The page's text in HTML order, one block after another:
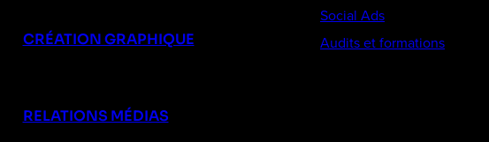
CRÉATION GRAPHIQUE
RELATIONS MÉDIAS
Social Ads
Audits et formations